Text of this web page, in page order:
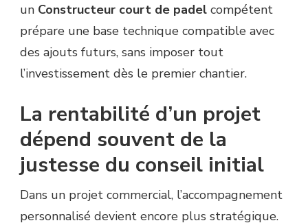
un Constructeur court de padel compétent
prépare une base technique compatible avec
des ajouts futurs, sans imposer tout
l’investissement dès le premier chantier.
La rentabilité d’un projet
dépend souvent de la
justesse du conseil initial
Dans un projet commercial, l’accompagnement
personnalisé devient encore plus stratégique.